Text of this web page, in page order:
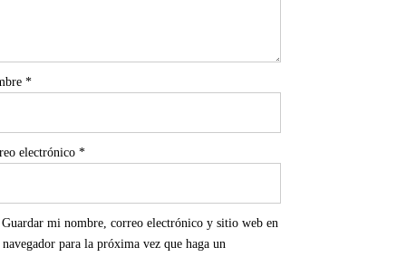
*
electrónico *
Guardar mi nombre, correo electrónico y sitio web en
navegador para la próxima vez que haga un